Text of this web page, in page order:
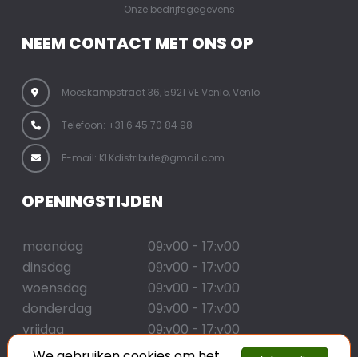
Onze bedrijfsgegevens
NEEM CONTACT MET ONS OP
Moeskampstraat 36, 5921 VE Venlo, Venlo
Telefoon: +31 6 45 70 84 98
E-mail: KLKdistribute@gmail.com
OPENINGSTIJDEN
maandag
09:v00 - 17:v00
dinsdag
09:v00 - 17:v00
woensdag
09:v00 - 17:v00
donderdag
09:v00 - 17:v00
vrijdag
09:v00 - 17:v00
zaterdag
09:v00 - 17:v00